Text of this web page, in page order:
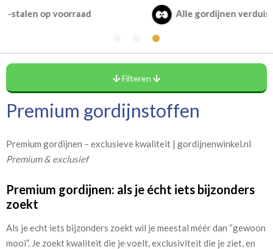
Alle gordijnen verduisterend leverbaar
Filteren
Levertijd
circa 2-3 weken (19)
circa vanaf 4 weken
Prijs per m 2
Premium gordijnstoffen
Premium gordijnen – exclusieve kwaliteit | gordijnenwinkel.nl
Premium & exclusief
Premium gordijnen: als je écht iets bijzonders
zoekt
Als je echt iets bijzonders zoekt wil je meestal méér dan “gewoon
mooi”. Je zoekt kwaliteit die je voelt, exclusiviteit die je ziet, en